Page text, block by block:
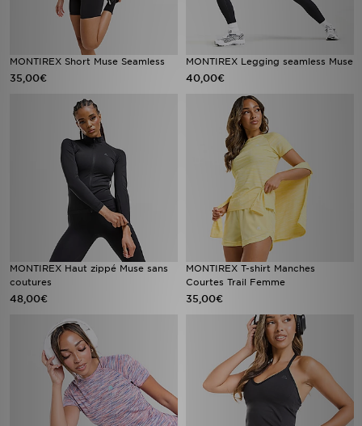
MONTIREX Short Muse Seamless
35,00€
MONTIREX Legging seamless Muse
40,00€
MONTIREX Haut zippé Muse sans
coutures
48,00€
MONTIREX T-shirt Manches
Courtes Trail Femme
35,00€